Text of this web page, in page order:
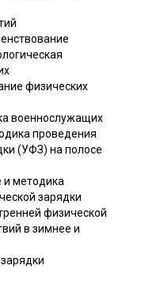
физических
военнослужащих
проведения
(УФЗ) на полосе
и методика
зарядки
физической
в зимнее и